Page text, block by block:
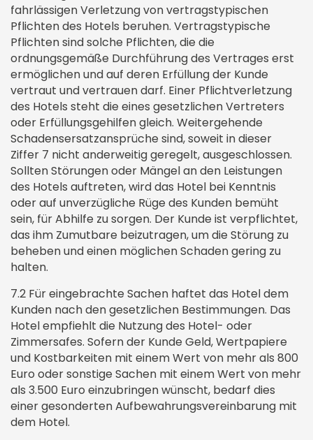
fahrlässigen Verletzung von vertragstypischen
Pflichten des Hotels beruhen. Vertragstypische
Pflichten sind solche Pflichten, die die
ordnungsgemäße Durchführung des Vertrages erst
ermöglichen und auf deren Erfüllung der Kunde
vertraut und vertrauen darf. Einer Pflichtverletzung
des Hotels steht die eines gesetzlichen Vertreters
oder Erfüllungsgehilfen gleich. Weitergehende
Schadensersatzansprüche sind, soweit in dieser
Ziffer 7 nicht anderweitig geregelt, ausgeschlossen.
Sollten Störungen oder Mängel an den Leistungen
des Hotels auftreten, wird das Hotel bei Kenntnis
oder auf unverzügliche Rüge des Kunden bemüht
sein, für Abhilfe zu sorgen. Der Kunde ist verpflichtet,
das ihm Zumutbare beizutragen, um die Störung zu
beheben und einen möglichen Schaden gering zu
halten.
7.2 Für eingebrachte Sachen haftet das Hotel dem
Kunden nach den gesetzlichen Bestimmungen. Das
Hotel empfiehlt die Nutzung des Hotel- oder
Zimmersafes. Sofern der Kunde Geld, Wertpapiere
und Kostbarkeiten mit einem Wert von mehr als 800
Euro oder sonstige Sachen mit einem Wert von mehr
als 3.500 Euro einzubringen wünscht, bedarf dies
einer gesonderten Aufbewahrungsvereinbarung mit
dem Hotel.